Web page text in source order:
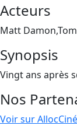
Acteurs
Matt
Synopsis
Vingt ans après
Nos
Voir sur AllocCiné